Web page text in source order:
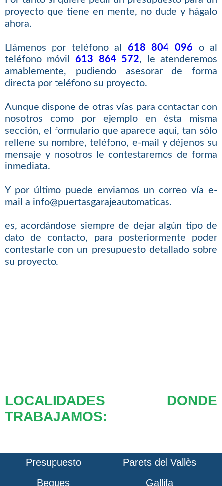
proyecto que tiene en mente, no dude y hágalo
ahora.
Llámenos por teléfono al 618 804 096 o al
teléfono móvil 613 864 572, le atenderemos
amablemente, pudiendo asesorar de forma
directa por teléfono su proyecto.
Aunque dispone de otras vías para contactar con
nosotros como por ejemplo en ésta misma
sección, el formulario que aparece aquí, tan sólo
rellene su nombre, teléfono, e-mail y déjenos su
mensaje y nosotros le contestaremos de forma
inmediata.
Y por último puede enviarnos un correo vía e-
mail a info@puertasgarajeautomaticas.
es, acordándose siempre de dejar algún tipo de
dato de contacto, para posteriormente poder
contestarle con un presupuesto detallado sobre
su proyecto.
LOCALIDADES DONDE
TRABAJAMOS:
Presupuesto
Parets del Vallès
Begues
Gallifa